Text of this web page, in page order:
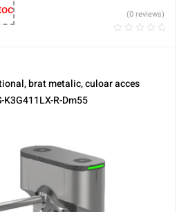
(0 reviews)
brat metalic, culoar acces
K3G411LX-R-Dm55